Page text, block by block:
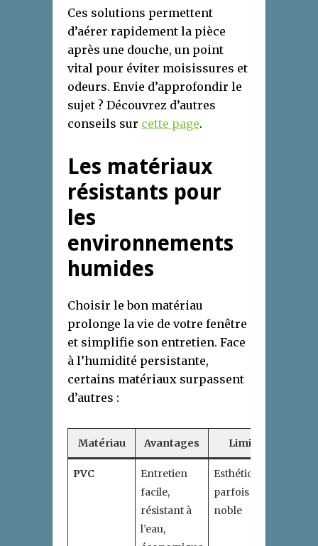
Ces solutions permettent
d’aérer rapidement la pièce
après une douche, un point
vital pour éviter moisissures et
odeurs. Envie d’approfondir le
sujet ? Découvrez d’autres
conseils sur cette page.
Les matériaux
résistants pour
les
environnements
humides
Choisir le bon matériau
prolonge la vie de votre fenêtre
et simplifie son entretien. Face
à l’humidité persistante,
certains matériaux surpassent
d’autres :
Matériau Avantages Limites
PVC
Entretien
facile,
résistant à
l’eau,
Esthétique
parfois moins
noble